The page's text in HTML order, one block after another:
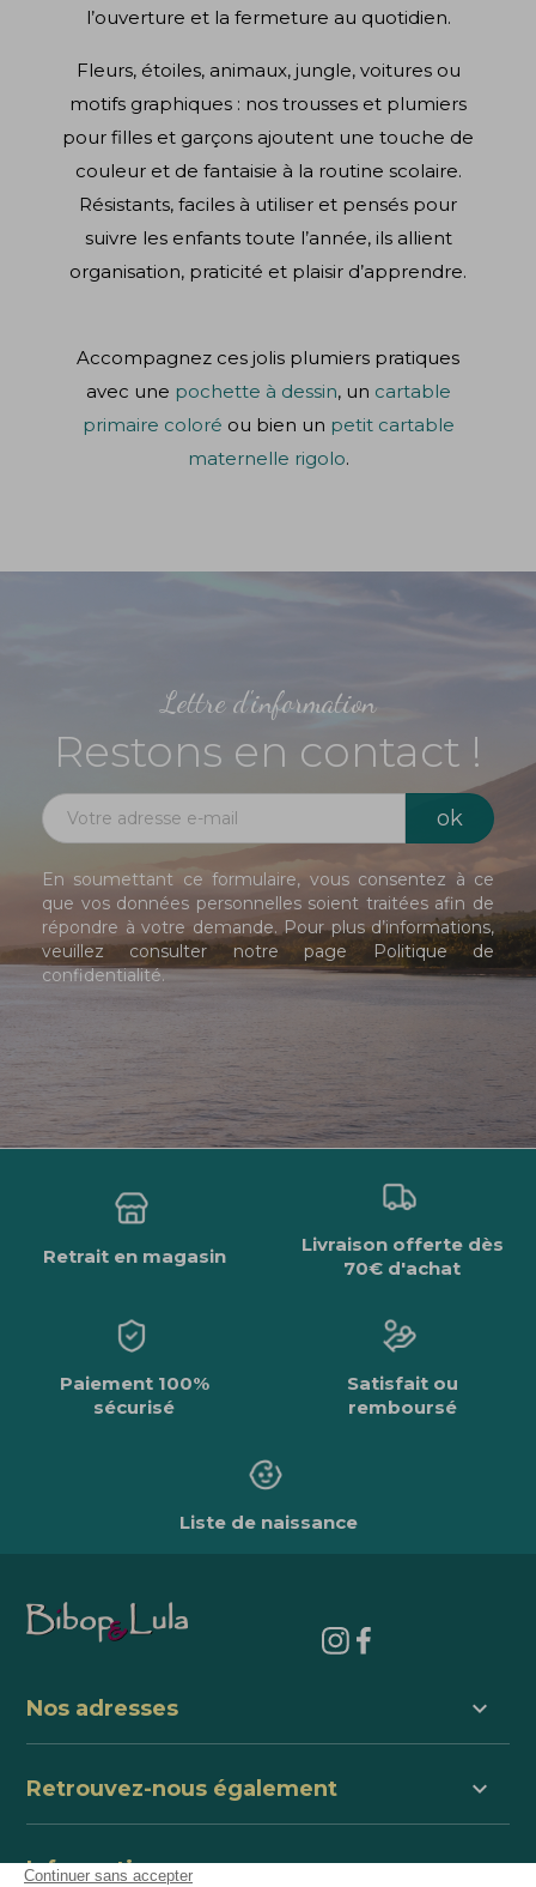
l’ouverture et la fermeture au quotidien.
Fleurs, étoiles, animaux, jungle, voitures ou
motifs graphiques : nos trousses et plumiers
pour filles et garçons ajoutent une touche de
couleur et de fantaisie à la routine scolaire.
Résistants, faciles à utiliser et pensés pour
suivre les enfants toute l’année, ils allient
organisation, praticité et plaisir d’apprendre.
Accompagnez ces jolis plumiers pratiques
avec une pochette à dessin, un cartable
primaire coloré ou bien un petit cartable
maternelle rigolo.
Lettre d'information
Restons en contact !
En soumettant ce formulaire, vous consentez à ce
que vos données personnelles soient traitées afin de
répondre à votre demande. Pour plus d’informations,
veuillez consulter notre page Politique de
confidentialité.
Retrait en magasin
Livraison offerte dès
70€ d'achat
Paiement 100%
sécurisé
Satisfait ou
remboursé
Liste de naissance
Nos adresses keyboard_arrow_down
Retrouvez-nous également keyboard_arrow_down
Informations keyboard_arrow_down